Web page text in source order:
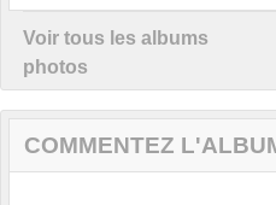
Voir tous les albums
photos
COMMENTEZ